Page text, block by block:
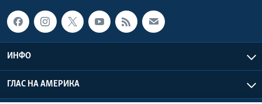
ИНФО
ГЛАС НА АМЕРИКА